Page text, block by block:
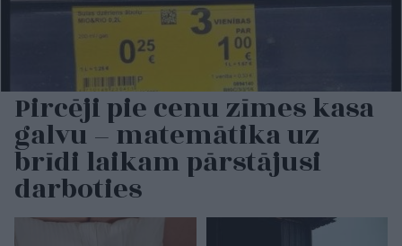
Pircēji pie cenu zīmes kasa
galvu – matemātika uz
brīdi laikam pārstājusi
darboties